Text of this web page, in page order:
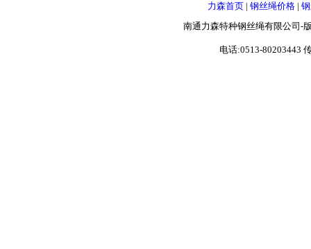
力森首页| 钢丝绳价格|
南通力森特种钢丝绳有限公司-
电话:0513-80203443